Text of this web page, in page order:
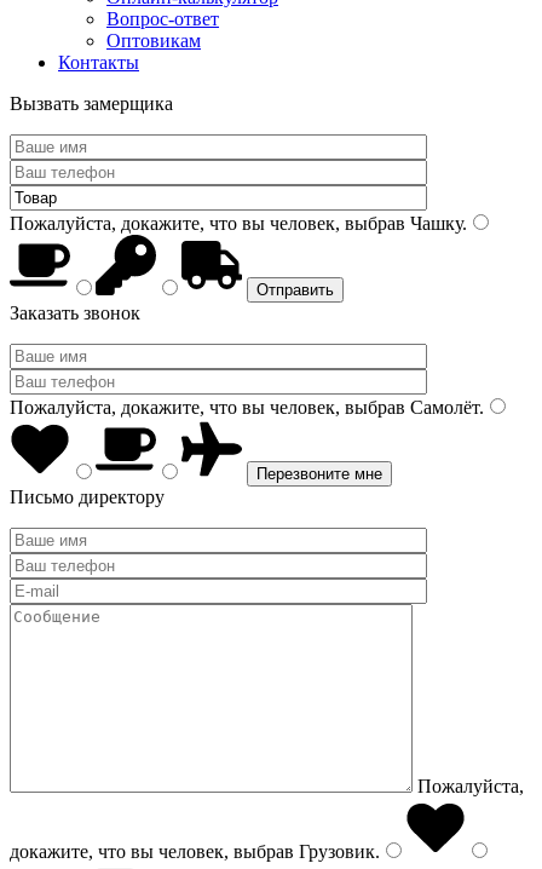
Вопрос-ответ
Оптовикам
Контакты
Вызвать замерщика
Пожалуйста, докажите, что вы человек, выбрав Чашку.
Заказать звонок
Пожалуйста, докажите, что вы человек, выбрав Самолёт.
Письмо директору
Пожалуйста,
докажите, что вы человек, выбрав Грузовик.